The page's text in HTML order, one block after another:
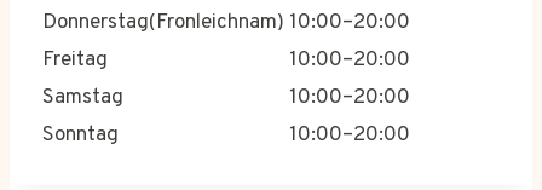
Donnerstag(Fronleichnam) 10:00–20:00
Freitag
10:00–20:00
Samstag
10:00–20:00
Sonntag
10:00–20:00